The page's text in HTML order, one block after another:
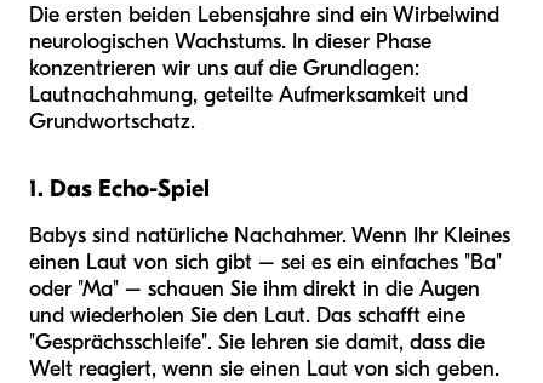
Die ersten beiden Lebensjahre sind ein Wirbelwind
neurologischen Wachstums. In dieser Phase
konzentrieren wir uns auf die Grundlagen:
Lautnachahmung, geteilte Aufmerksamkeit und
Grundwortschatz.
1. Das Echo-Spiel
Babys sind natürliche Nachahmer. Wenn Ihr Kleines
einen Laut von sich gibt – sei es ein einfaches "Ba"
oder "Ma" – schauen Sie ihm direkt in die Augen
und wiederholen Sie den Laut. Das schafft eine
"Gesprächsschleife". Sie lehren sie damit, dass die
Welt reagiert, wenn sie einen Laut von sich geben.